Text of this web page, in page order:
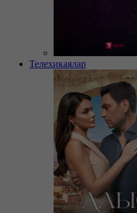
Телехикаялар